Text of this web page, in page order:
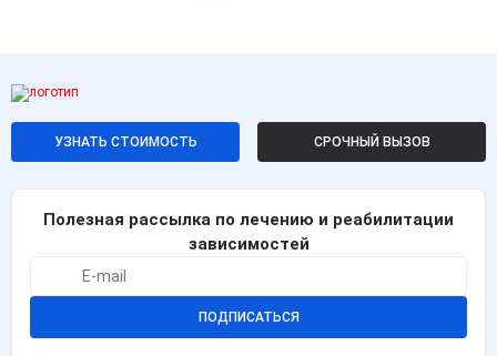
УЗНАТЬ СТОИМОСТЬ СРОЧНЫЙ ВЫЗОВ
Полезная рассылка по лечению и реабилитации
зависимостей
ПОДПИСАТЬСЯ